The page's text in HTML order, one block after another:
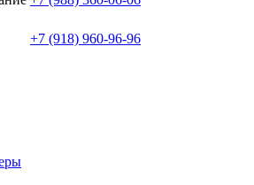
+7 (918) 960-96-96